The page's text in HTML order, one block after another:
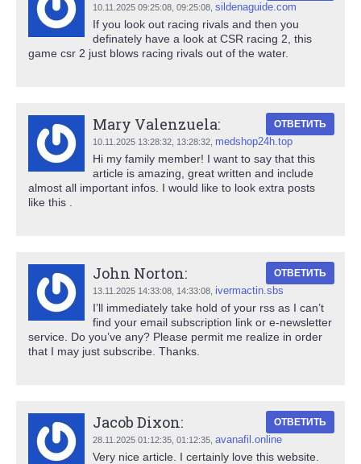
10.11.2025 09:25:08, 09:25:08 sildenaguide.com
If you look out racing rivals and then you
definately have a look at CSR racing 2, this
game csr 2 just blows racing rivals out of the water.
Mary Valenzuela:
10.11.2025 13:28:32, 13:28:32 medshop24h.top
ОТВЕТИТЬ
Hi my family member! I want to say that this
article is amazing, great written and include
almost all important infos. I would like to look extra posts
like this .
John Norton:
13.11.2025 14:33:08, 14:33:08 ivermactin.sbs
ОТВЕТИТЬ
I’ll immediately take hold of your rss as I can’t
find your email subscription link or e-newsletter
service. Do you’ve any? Please permit me realize in order
that I may just subscribe. Thanks.
Jacob Dixon:
28.11.2025 01:12:35, 01:12:35 avanafil.online
ОТВЕТИТЬ
Very nice article. I certainly love this website.